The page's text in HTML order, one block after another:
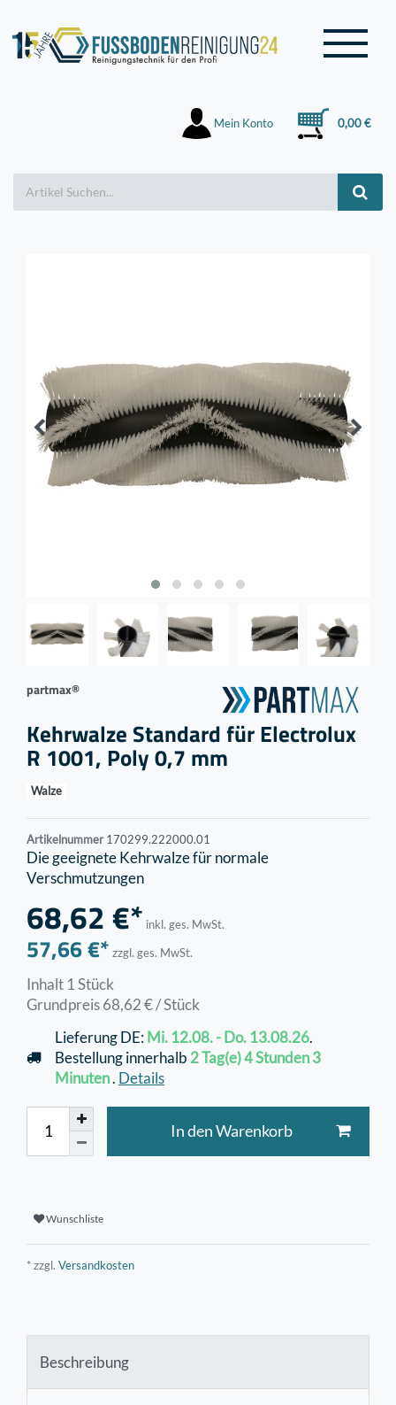
Mein Konto 0,00 €
partmax®
Kehrwalze Standard für Electrolux
R 1001, Poly 0,7 mm
Walze
Artikelnummer170299.222000.01
Die geeignete Kehrwalze für normale
Verschmutzungen
68,62 €* inkl. ges. MwSt.
57,66 €* zzgl. ges. MwSt.
Inhalt 1Stück
Grundpreis68,62 € / Stück
Lieferung DE:Mi. 12.08. - Do. 13.08.26.
Bestellung innerhalb 2 Tag(e)4 Stunden3
Minuten. Details
In den Warenkorb
Wunschliste
* zzgl. Versandkosten
Beschreibung